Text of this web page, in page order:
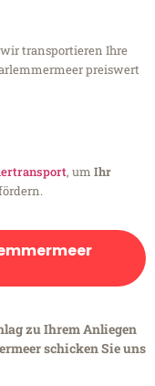
transportieren Ihre
preiswert
, um Ihr
zu Ihrem Anliegen
schicken Sie uns